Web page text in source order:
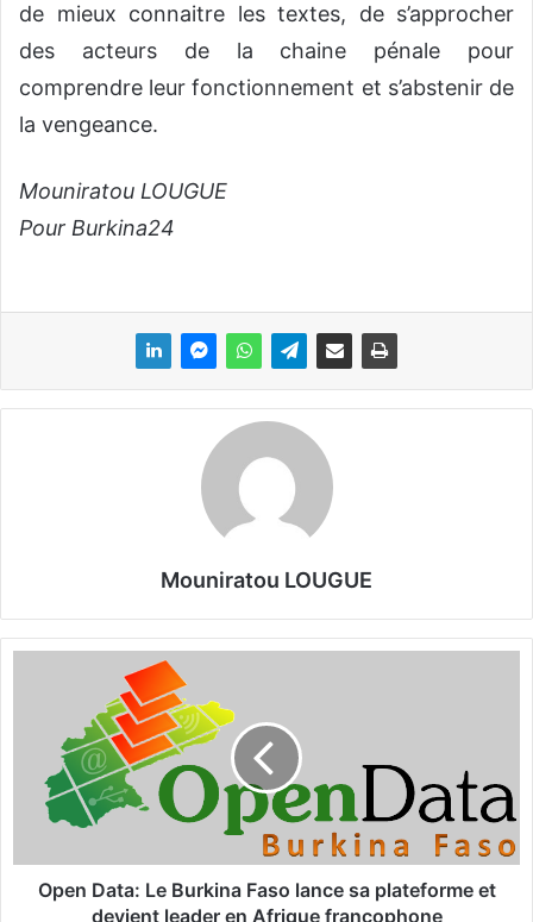
de mieux connaitre les textes, de s’approcher
des acteurs de la chaine pénale pour
comprendre leur fonctionnement et s’abstenir de
la vengeance.
Mouniratou LOUGUE
Pour Burkina24
Mouniratou LOUGUE
:
Open Data: Le Burkina Faso lance sa plateforme et
devient leader en Afrique francophone